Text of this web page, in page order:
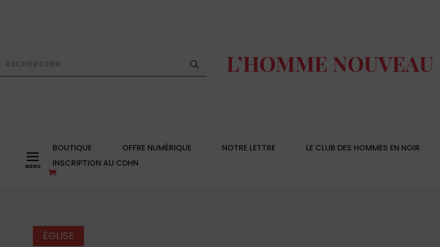
a BOUTIQUE OFFRE NUMÉRIQUE NOTRE LETTRE LE CLUB DES HOMMES EN NOIR
INSCRIPTION AU CDHN
ÉGLISE